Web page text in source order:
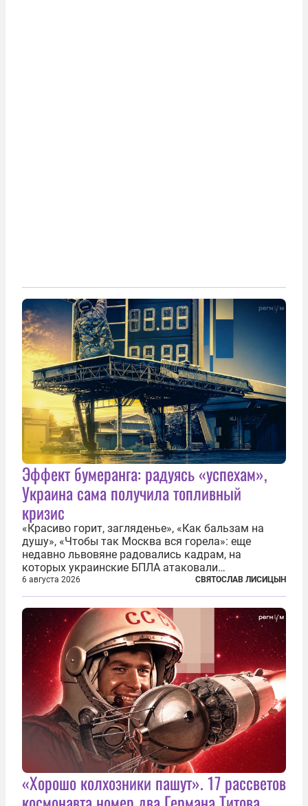
Эффект бумеранга: радуясь «успехам»,
Украина сама получила топливный
кризис
«Красиво горит, загляденье», «Как бальзам на
душу», «Чтобы так Москва вся горела»: еще
недавно львовяне радовались кадрам, на
которых украинские БПЛА атаковали
нефтеперерабатывающие предприятия России. В
скором времени оказалось, что в «эту игру можно
играть вдвоем» — российские дроны только за...
6 августа 2026 СВЯТОСЛАВ ЛИСИЦЫН
«Хорошо колхозники пашут». 17 рассветов